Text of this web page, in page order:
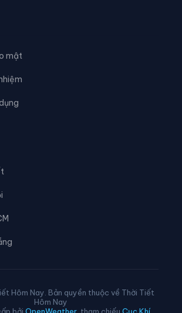
Xã Sa Bình
mật
Hôm Nay. Bản quyền thuộc về Thời Tiết
Hôm Nay